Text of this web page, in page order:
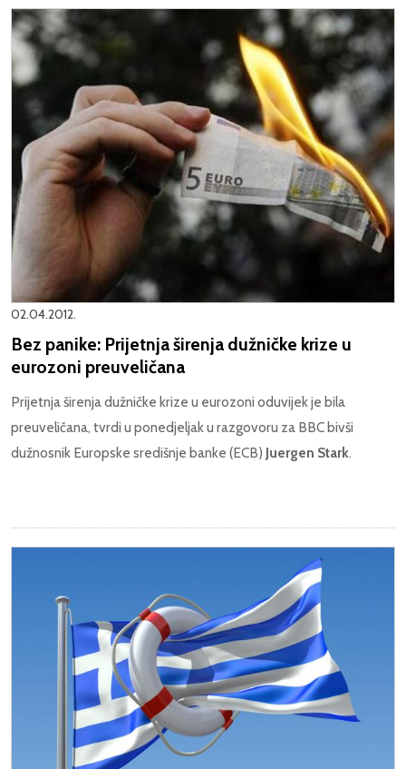
02.04.2012.
Bez panike: Prijetnja širenja dužničke krize u
eurozoni preuveličana
Prijetnja širenja dužničke krize u eurozoni oduvijek je bila
preuveličana, tvrdi u ponedjeljak u razgovoru za BBC bivši
dužnosnik Europske središnje banke (ECB) Juergen Stark.